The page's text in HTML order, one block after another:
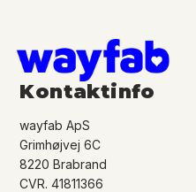
v
e
:
Kontaktinfo
wayfab ApS
Grimhøjvej 6C
8220 Brabrand
CVR. 41811366